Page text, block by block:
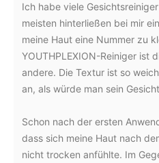
Ich habe viele
meisten hinterließen bei mir
meine Haut eine Nummer zu
YOUTHPLEXION-Reiniger ist
andere. Die Textur ist so
an, als würde man sein
Schon nach der ersten
dass sich meine Haut nach
nicht trocken anfühlte. Im